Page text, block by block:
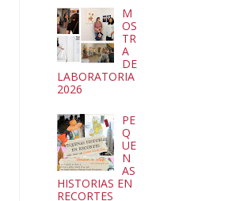
M
OS
TR
A
DE
LABORATORIA
2026
PE
Q
UE
N
AS
HISTORIAS EN
RECORTES